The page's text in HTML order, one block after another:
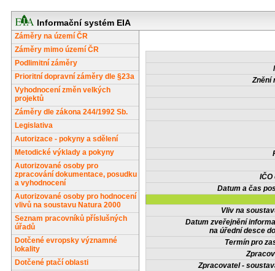
Informační systém EIA
Záměry na území ČR
Záměry mimo území ČR
Podlimitní záměry
Prioritní dopravní záměry dle §23a
Vyhodnocení změn velkých
projektů
Záměry dle zákona 244/1992 Sb.
Legislativa
Autorizace - pokyny a sdělení
Metodické výklady a pokyny
Autorizované osoby pro
zpracování dokumentace, posudku
a vyhodnocení
Autorizované osoby pro hodnocení
vlivů na soustavu Natura 2000
Seznam pracovníků příslušných
úřadů
Dotčené evropsky významné
lokality
Dotčené ptačí oblasti
Znění
IČO
Datum a čas
Vliv na
Datum zveřejnění
na úřední desce
Termín pro
Zpracovatel -